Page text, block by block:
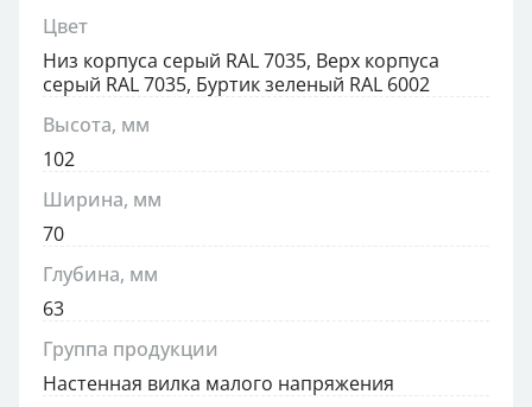
Цвет
Низ корпуса серый RAL 7035, Верх корпуса
серый RAL 7035, Буртик зеленый RAL 6002
Высота, мм
102
Ширина, мм
70
Глубина, мм
63
Группа продукции
Настенная вилка малого напряжения